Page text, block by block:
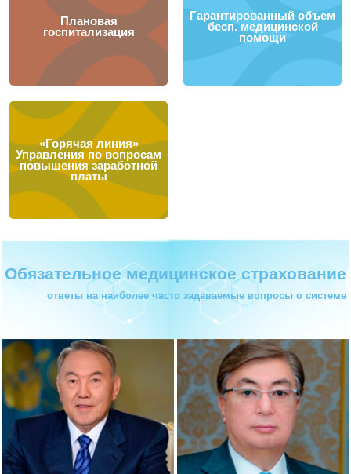
Плановая
госпитализация
Гарантированный объем
бесп. медицинской
помощи
«Горячая линия»
Управления по вопросам
повышения заработной
платы
Обязательное медицинское страхование
ответы на наиболее часто задаваемые вопросы о системе